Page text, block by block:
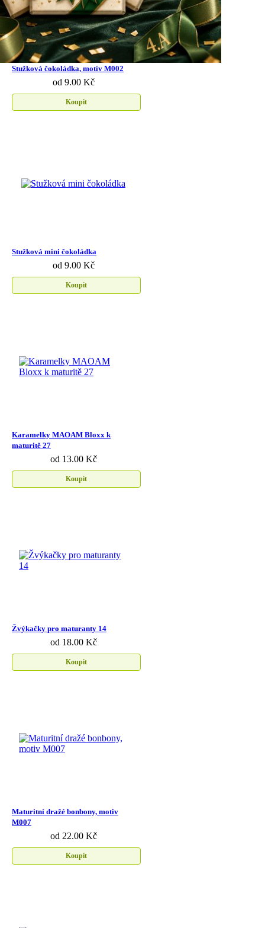
Stužková čokoládka, motív M002
od 9.00 Kč
Koupit
Stužková mini čokoládka
od 9.00 Kč
Koupit
Karamelky MAOAM Bloxx k
maturitě 27
od 13.00 Kč
Koupit
Žvýkačky pro maturanty 14
od 18.00 Kč
Koupit
Maturitní dražé bonbony, motiv
M007
od 22.00 Kč
Koupit